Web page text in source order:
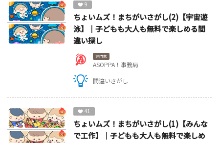
9
ちょいムズ！まちがいさがし(2)【宇宙遊
泳】｜子どもも大人も無料で楽しめる間
違い探し
専門家
ASOPPA！事務局
間違いさがし
41
ちょいムズ！まちがいさがし(1)【みんな
で工作】｜子どもも大人も無料で楽しめ